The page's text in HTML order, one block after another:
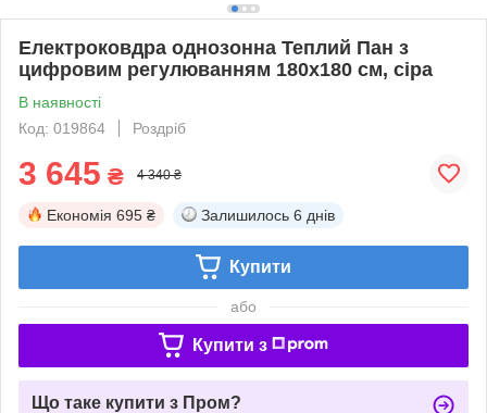
Електроковдра однозонна Теплий Пан з
цифровим регулюванням 180x180 см, сіра
В наявності
Код: 019864
Роздріб
3 645 ₴ 4 340 ₴
Економія 695 ₴ Залишилось 6 днів
Купити
або
Купити з
Що таке купити з Пром?